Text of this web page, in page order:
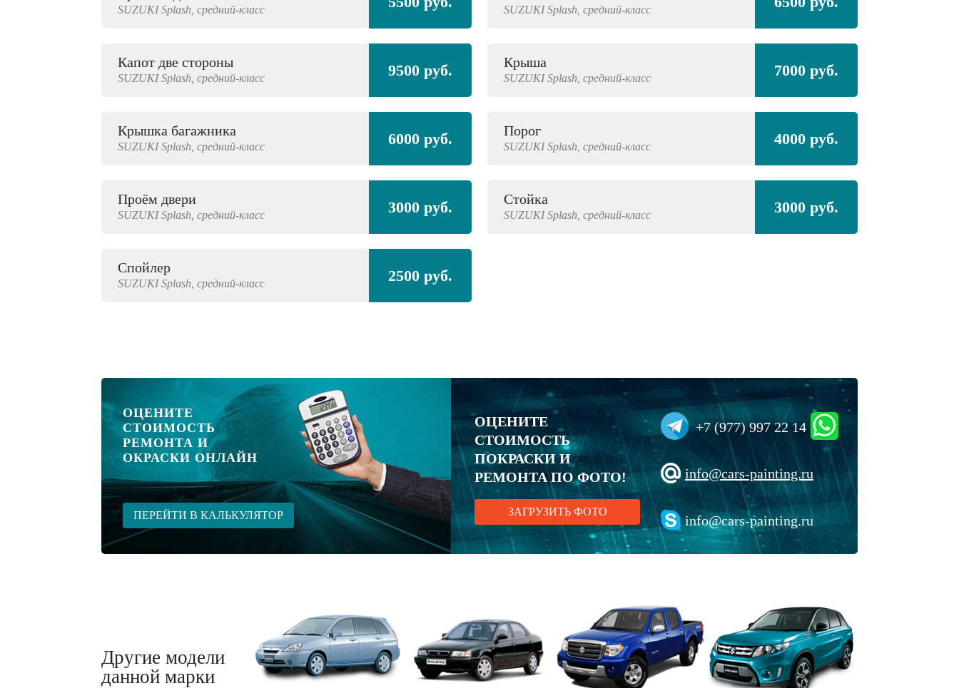
SUZUKISplash, средний-класс SUZUKISplash, средний-класс
Капот две стороны
SUZUKISplash, средний-класс 9500 руб. Крыша
SUZUKISplash, средний-класс 7000 руб.
Крышка багажника
SUZUKISplash, средний-класс 6000 руб. Порог
SUZUKISplash, средний-класс 4000 руб.
Проём двери
SUZUKISplash, средний-класс 3000 руб. Стойка
SUZUKISplash, средний-класс 3000 руб.
Спойлер
SUZUKISplash, средний-класс 2500 руб.
ОЦЕНИТЕ
СТОИМОСТЬ
РЕМОНТА И
ОКРАСКИ ОНЛАЙН
ПЕРЕЙТИ В КАЛЬКУЛЯТОР
ОЦЕНИТЕ
СТОИМОСТЬ
ПОКРАСКИ И
РЕМОНТА ПО ФОТО!
ЗАГРУЗИТЬ ФОТО
+7 (977) 997 22 14
info@cars-painting.ru
info@cars-painting.ru
Другие модели
данной марки